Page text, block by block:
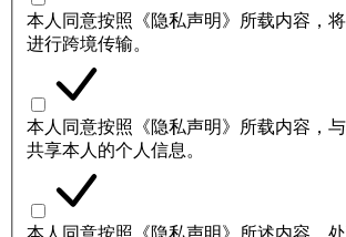
本人同意按照《隐私声明》所载内容，
进行跨境传输。
本人同意按照《隐私声明》所载内容，
共享本人的个人信息。
本人同意按照《隐私声明》所述内容，